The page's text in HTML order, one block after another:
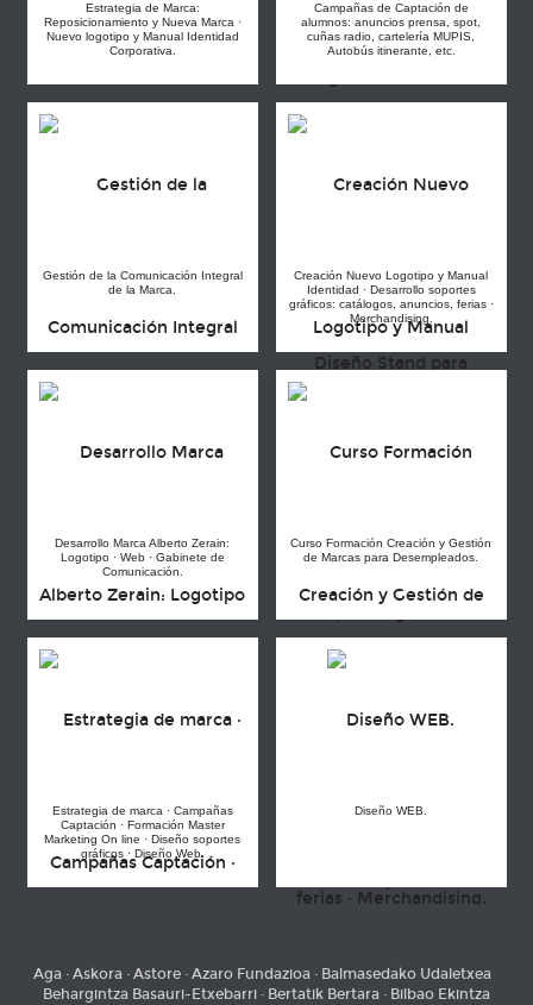
Estrategia de Marca:
Reposicionamiento y Nueva Marca ·
Nuevo logotipo y Manual Identidad
Corporativa.
Campañas de Captación de
alumnos: anuncios prensa, spot,
cuñas radio, cartelería MUPIS,
Autobús itinerante, etc.
Gestión de la Comunicación Integral
de la Marca.
Creación Nuevo Logotipo y Manual
Identidad · Desarrollo soportes
gráficos: catálogos, anuncios, ferias ·
Merchandising.
Desarrollo Marca Alberto Zerain:
Logotipo · Web · Gabinete de
Comunicación.
Curso Formación Creación y Gestión
de Marcas para Desempleados.
Estrategia de marca · Campañas
Captación · Formación Master
Marketing On line · Diseño soportes
gráficos · Diseño Web.
Diseño WEB.
Aga · Askora · Astore · Azaro Fundazioa · Balmasedako Udaletxea
Behargintza Basauri-Etxebarri · Bertatik Bertara · Bilbao Ekintza